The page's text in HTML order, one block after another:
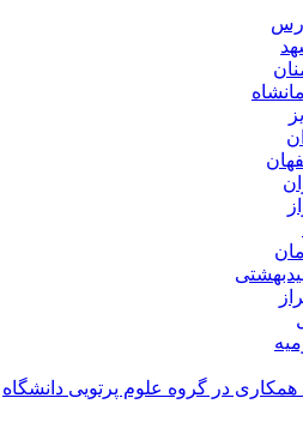
در گروه علوم پرتویی دانشگاه